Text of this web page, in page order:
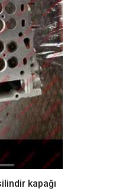
kapağı